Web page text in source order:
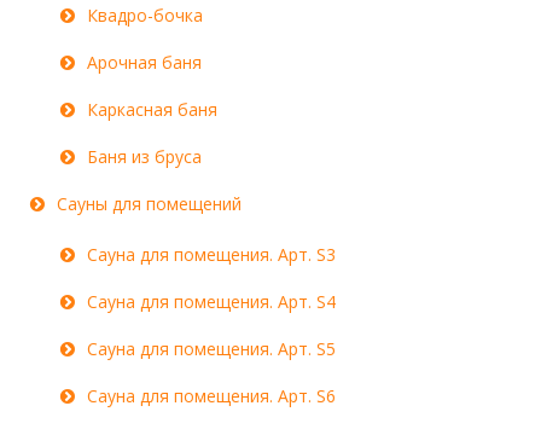
Квадро-бочка
Арочная баня
Каркасная баня
Баня из бруса
Сауны для помещений
Сауна для помещения. Арт. S3
Сауна для помещения. Арт. S4
Сауна для помещения. Арт. S5
Сауна для помещения. Арт. S6